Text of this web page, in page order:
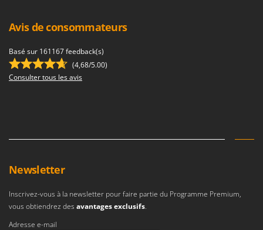
Avis de consommateurs
Basé sur 161167 feedback(s)
(4,68/5.00)
Consulter tous les avis
Newsletter
Inscrivez-vous à la newsletter pour faire partie du Programme Premium,
vous obtiendrez des avantages exclusifs.
Adresse e-mail